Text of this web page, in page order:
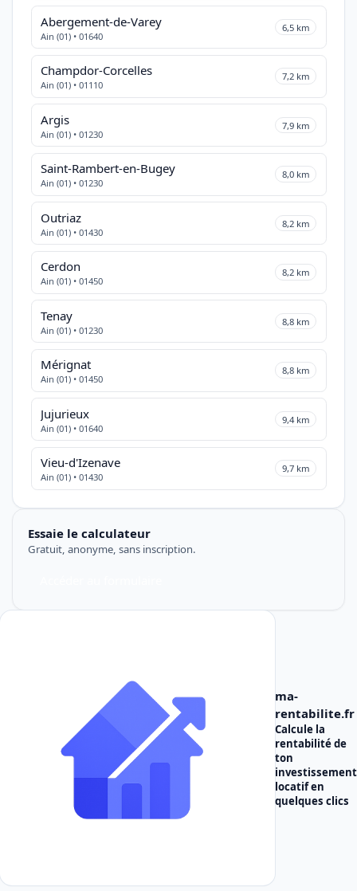
Abergement-de-Varey
Ain (01) • 01640
6,5 km
Champdor-Corcelles
Ain (01) • 01110
7,2 km
Argis
Ain (01) • 01230
7,9 km
Saint-Rambert-en-Bugey
Ain (01) • 01230
8,0 km
Outriaz
Ain (01) • 01430
8,2 km
Cerdon
Ain (01) • 01450
8,2 km
Tenay
Ain (01) • 01230
8,8 km
Mérignat
Ain (01) • 01450
8,8 km
Jujurieux
Ain (01) • 01640
9,4 km
Vieu-d'Izenave
Ain (01) • 01430
9,7 km
Essaie le calculateur
Gratuit, anonyme, sans inscription.
ma-
rentabilite.fr
Calcule la
rentabilité de
ton
investissement
locatifen
quelques clics